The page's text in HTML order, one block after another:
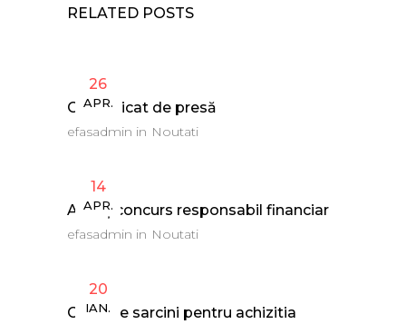
RELATED POSTS
26
APR.
Comunicat de presă
efasadmin in Noutati
14
APR.
Anunț concurs responsabil financiar
efasadmin in Noutati
20
IAN.
Caiet de sarcini pentru achizitia